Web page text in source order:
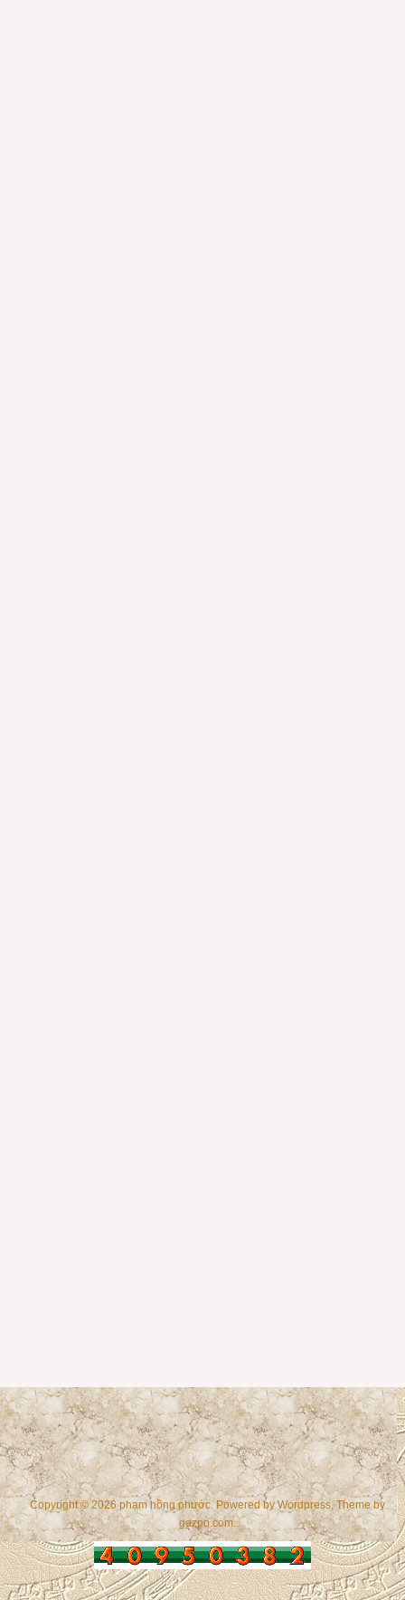
Copyright © 2026 phạm hồng phước. Powered byWordpress, Theme by
gazpo.com.